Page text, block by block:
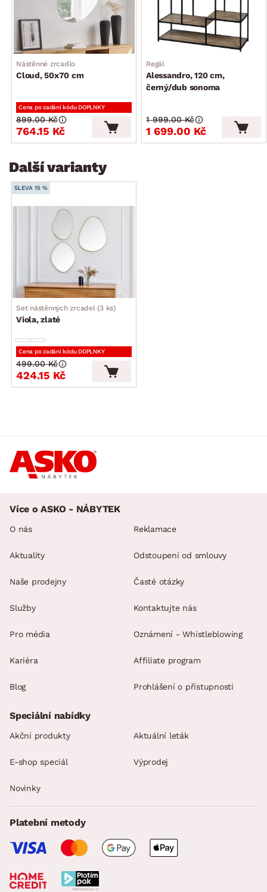
Nástěnné zrcadlo
Cloud, 50x70 cm
Cena po zadání kódu DOPLNKY
764.15 Kč
899.00 Kč
Regál
Alessandro, 120 cm,
černý/dub sonoma
1 699.00 Kč
1 999.00 Kč
Další varianty
SLEVA 15 %
Set nástěnných zrcadel (3 ks)
Viola, zlaté
Cena po zadání kódu DOPLNKY
424.15 Kč
499.00 Kč
Více o ASKO - NÁBYTEK
O nás
Aktuality
Naše prodejny
Služby
Pro média
Kariéra
Blog
Reklamace
Odstoupení od smlouvy
Časté otázky
Kontaktujte nás
Oznámení - Whistleblowing
Affiliate program
Prohlášení o přístupnosti
Speciální nabídky
Akční produkty Aktuální leták
E-shop speciál Výprodej
Novinky
Platební metody